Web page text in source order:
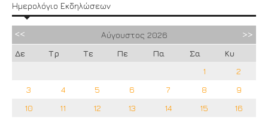
Ημερολόγιο Εκδηλώσεων
Αύγουστος 2026
Δε
Τρ Τε Πε Πα Σα
Κυ
1
2
3
4 5 6 7 8
9
10
11 12 13 14 15
16